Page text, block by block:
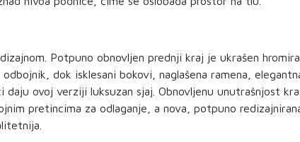
Potpuno obnovljen prednji kraj je ukrašen
dok isklesani bokovi, naglašena ramena,
daju ovoj verziji luksuzan sjaj. Obnovljenu unutrašnjost
pretincima za odlaganje, a nova, potpuno